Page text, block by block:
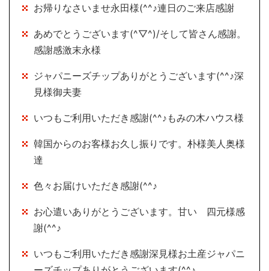
お帰りなさいませ永田様(^^♪連日のご来店感謝
あめでとうございます(^▽^)/そして皆さん感謝。
感謝感激末永様
ジャパニーズチップありがとうございます(^^♪深
見様御夫妻
いつもご利用いただき感謝(^^♪もみの木ハウス様
韓国からのお客様お久し振りです。朴様美人奥様
達
色々お届けいただき感謝(^^♪
お心遣いありがとうございます。甘い 四元様感
謝(^^♪
いつもご利用いただき感謝深見様お土産ジャパニ